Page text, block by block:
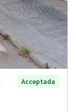
Acceptada